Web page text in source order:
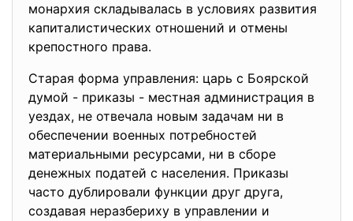
монархия складывалась в условиях развития
капиталистических отношений и отмены
крепостного права.
Старая форма управления: царь с Боярской
думой - приказы - местная администрация в
уездах, не отвечала новым задачам ни в
обеспечении военных потребностей
материальными ресурсами, ни в сборе
денежных податей с населения. Приказы
часто дублировали функции друг друга,
создавая неразбериху в управлении и